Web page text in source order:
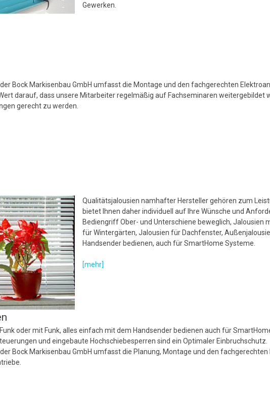
Gewerken.
Bock Markisenbau GmbH umfasst die Montage und den fachgerechten
darauf, dass unsere Mitarbeiter regelmäßig auf Fachseminaren weitergebildet
gerecht zu werden.
Qualitätsjalousien namhafter Hersteller gehören zum
bietet Ihnen daher individuell auf Ihre Wünsche und
Bediengriff Ober- und Unterschiene beweglich,
für Wintergärten, Jalousien für Dachfenster,
Handsender bedienen, auch für SmartHome Systeme.
[mehr]
oder mit Funk, alles einfach mit dem Handsender bedienen auch für
und eingebaute Hochschiebesperren sind ein Optimaler Einbruchschutz.
Bock Markisenbau GmbH umfasst die Planung, Montage und den